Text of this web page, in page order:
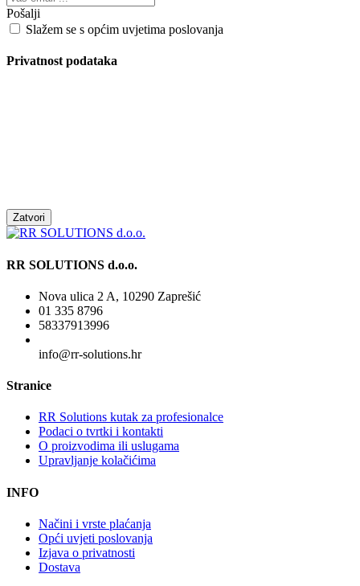
Pošalji
Slažem se s općim uvjetima poslovanja
Privatnost podataka
Zatvori
RR SOLUTIONS d.o.o.
Nova ulica 2 A, 10290 Zaprešić
01 335 8796
58337913996
info@rr-solutions.hr
Stranice
RR Solutions kutak za profesionalce
Podaci o tvrtki i kontakti
O proizvodima ili uslugama
Upravljanje kolačićima
INFO
Načini i vrste plaćanja
Opći uvjeti poslovanja
Izjava o privatnosti
Dostava